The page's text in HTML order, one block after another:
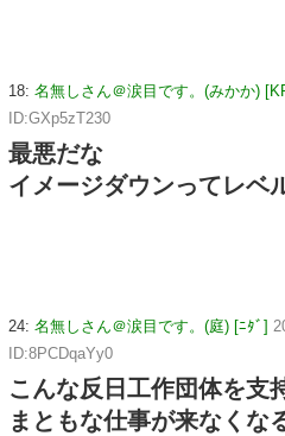
18: 名無しさん＠涙目です。(みかか)
ID:GXp5zT230
最悪だな
イメージダウンってレベ
24: 名無しさん＠涙目です。(庭) [ﾆﾀﾞ]
ID:8PCDqaYy0
こんな反日工作団体を支
まともな仕事が来なくな